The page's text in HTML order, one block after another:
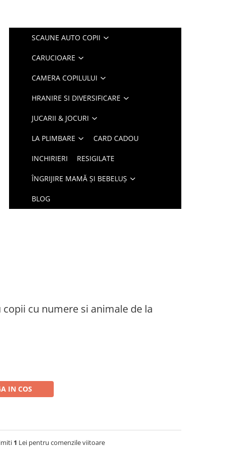
SCAUNE AUTO COPII
CARUCIOARE
CAMERA COPILULUI
HRANIRE SI DIVERSIFICARE
JUCARII & JOCURI
LA PLIMBARE CARD CADOU
INCHIRIERI RESIGILATE
ÎNGRIJIRE MAMĂ ȘI BEBELUȘ
BLOG
cu numere si animale de la
IN COS
1 Lei pentru comenzile viitoare